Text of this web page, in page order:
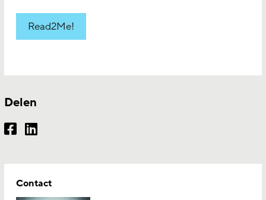
Contact
Read2Me!
Delen